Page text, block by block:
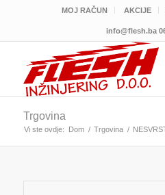
MOJ RAČUN AKCIJE
info@flesh.ba
Trgovina
Vi ste ovdje: Dom / Trgovina /